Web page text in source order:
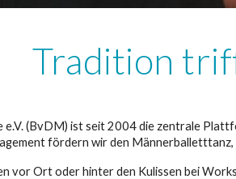
Tradition
(BvDM) ist seit 2004 die zentrale
fördern wir den
vor Ort oder hinter den Kulissen bei